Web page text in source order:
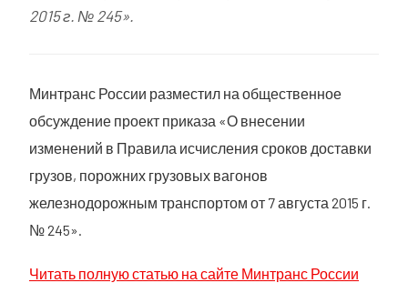
2015 г. № 245».
Минтранс России разместил на общественное
обсуждение проект приказа «О внесении
изменений в Правила исчисления сроков доставки
грузов, порожних грузовых вагонов
железнодорожным транспортом от 7 августа 2015 г.
№ 245».
Читать полную статью на сайте Минтранс России